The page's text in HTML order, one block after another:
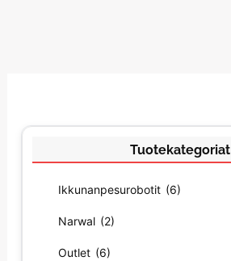
Tuotekategoriat
Ikkunanpesurobotit (6)
Narwal (2)
Outlet (6)